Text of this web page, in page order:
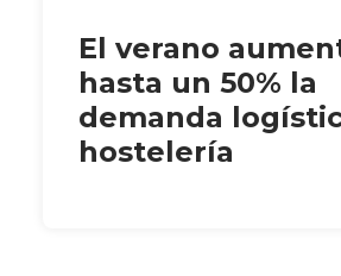
El verano
hasta un 50% la
demanda
hostelería